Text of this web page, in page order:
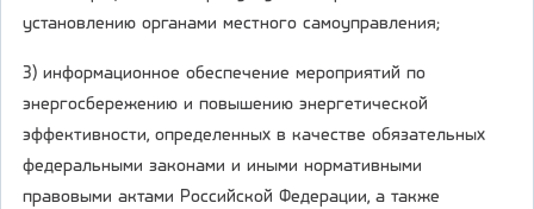
установлению органами местного самоуправления;
3) информационное обеспечение мероприятий по
энергосбережению и повышению энергетической
эффективности, определенных в качестве обязательных
федеральными законами и иными нормативными
правовыми актами Российской Федерации, а также